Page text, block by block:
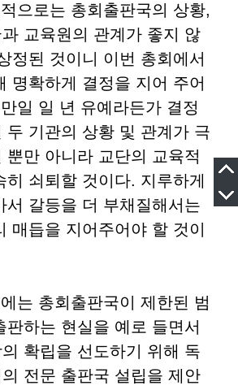
으로는 총회출판국의 상황,
교육원의 관계가 좋지 않
정된 것이니 이번 총회에서
명확하게 결정을 지어 주어
일 일 년 유예라든가 결정
두 기관의 상황 및 관계가 극
뿐만 아니라 교단의 교육적
히 쇠퇴할 것이다. 지루하게
서 갈등을 더 부채질해서는
매듭을 지어주어야 할 것이
는 총회출판국이 제한된 범
판하는 현실을 예로 들면서
확립을 선도하기 위해 독
전문 출판국 설립을 제안